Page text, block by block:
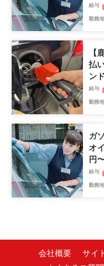
給与
勤務地
【
払
ン
給与
勤務地
ガ
オ
円
給与
勤務地
会社概要 サイ